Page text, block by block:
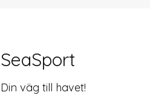
SeaSport
Din väg till havet!